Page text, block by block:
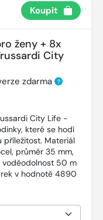
Koupit
ženy + 8x
City
zdarma ?
City Life -
které se hodí
příležitost. Materiál
průměr 35 mm,
voděodolnost 50 m
v hodnotě 4890